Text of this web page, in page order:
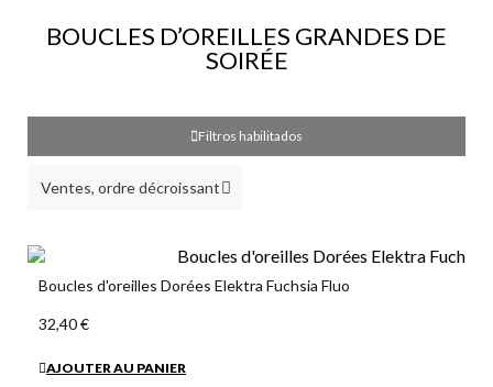
BOUCLES D’OREILLES GRANDES DE
SOIRÉE
Filtros habilitados
Boucles d'oreilles Dorées Elektra Fuchsia Fluo
32,40 €
AJOUTER AU PANIER